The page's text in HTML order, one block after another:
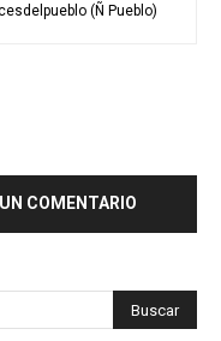
(Ñ Pueblo)
COMENTARIO